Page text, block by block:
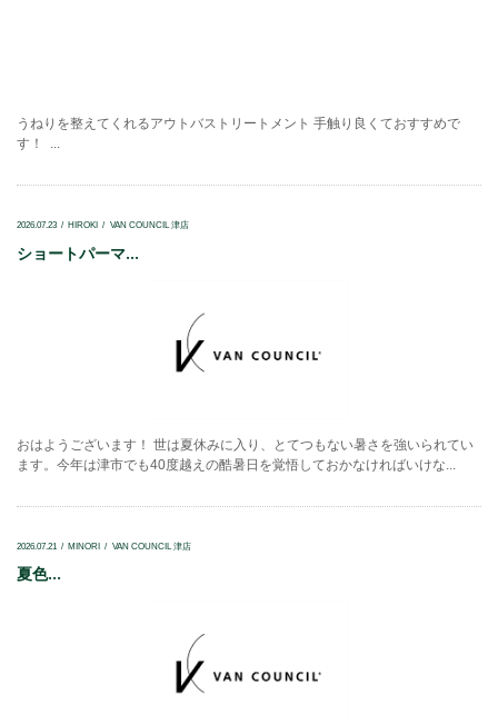
うねりを整えてくれるアウトバストリートメント 手触り良くておすすめで
す！ ...
2026.07.23 HIROKI VAN COUNCIL 津店
ショートパーマ...
おはようございます！ 世は夏休みに入り、とてつもない暑さを強いられてい
ます。今年は津市でも40度越えの酷暑日を覚悟しておかなければいけな...
2026.07.21 MINORI VAN COUNCIL 津店
夏色...